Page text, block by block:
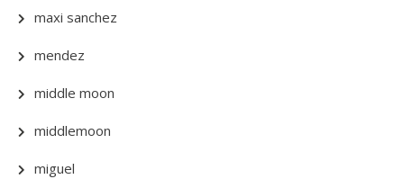
maxi sanchez
mendez
middle moon
middlemoon
miguel